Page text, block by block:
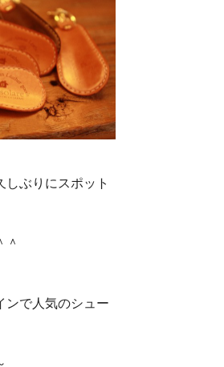
ぶりにスポット
で人気のシュー